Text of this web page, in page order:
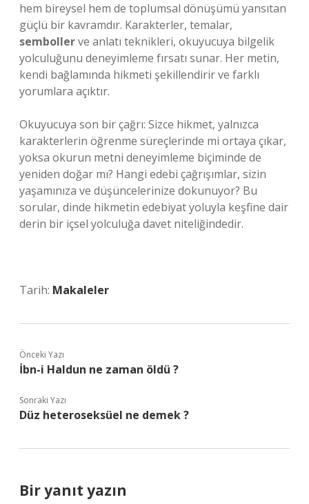
hem bireysel hem de toplumsal dönüşümü yansıtan
güçlü bir kavramdır. Karakterler, temalar,
sembollerve anlatı teknikleri, okuyucuya bilgelik
yolculuğunu deneyimleme fırsatı sunar. Her metin,
kendi bağlamında hikmeti şekillendirir ve farklı
yorumlara açıktır.
Okuyucuya son bir çağrı: Sizce hikmet, yalnızca
karakterlerin öğrenme süreçlerinde mi ortaya çıkar,
yoksa okurun metni deneyimleme biçiminde de
yeniden doğar mı? Hangi edebi çağrışımlar, sizin
yaşamınıza ve düşüncelerinize dokunuyor? Bu
sorular, dinde hikmetin edebiyat yoluyla keşfine dair
derin bir içsel yolculuğa davet niteliğindedir.
Tarih: Makaleler
Önceki Yazı
İbn-i Haldun ne zaman öldü ?
Sonraki Yazı
Düz heteroseksüel ne demek ?
Bir yanıt yazın